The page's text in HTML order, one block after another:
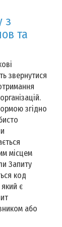
з
та
звернутися
згідно
місцем
Запиту
код
який є
або